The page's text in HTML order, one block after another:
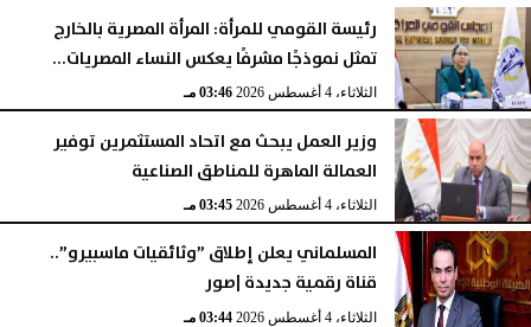
الثلاثاء، 4 أغسطس 2026
رئيسة القومي للمرأة: المرأة المصرية بالخارج
تمثل نموذجًا مشرفًا يعكس النساء المصريات...
الثلاثاء، 4 أغسطس 2026 03:46 مـ
وزير العمل يبحث مع اتحاد المستثمرين توفير
العمالة الماهرة للمناطق الصناعية
الثلاثاء، 4 أغسطس 2026 03:45 مـ
المسلماني يعلن إطلاق ”وثائقيات ماسبيرو”..
قناة رقمية جديدة |صور
الثلاثاء، 4 أغسطس 2026 03:44 مـ